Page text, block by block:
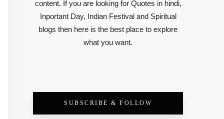
content. If you are looking for Quotes in hindi,
Inportant Day, Indian Festival and Spiritual
blogs then here is the best place to explore
what you want.
SUBSCRIBE & FOLLOW